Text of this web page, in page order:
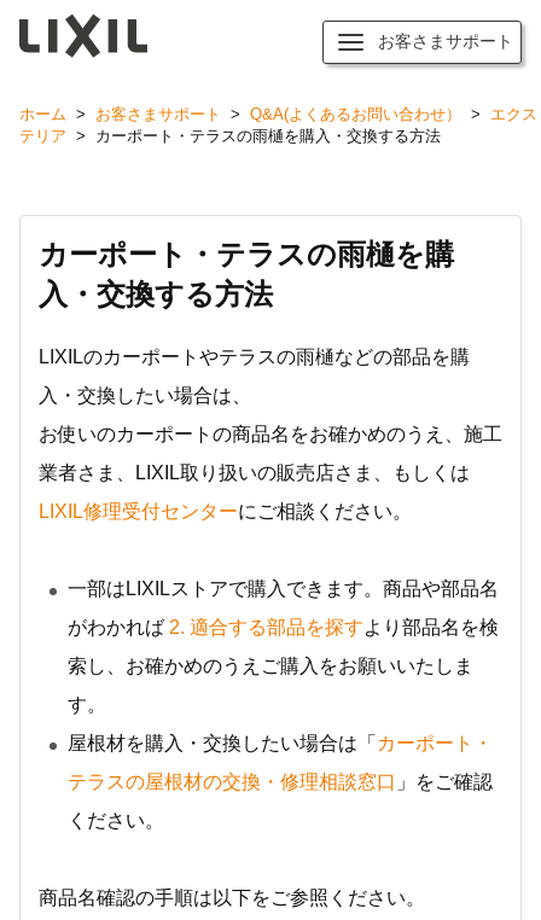
お客さまサポート
ホーム > お客さまサポート > Q&A(よくあるお問い合わせ） >
エクス
テリア > カーポート・テラスの雨樋を購入・交換する方法
カーポート・テラスの雨樋を購
入・交換する方法
LIXILのカーポートやテラスの雨樋などの部品を購
入・交換したい場合は、
お使いのカーポートの商品名をお確かめのうえ、施工
業者さま、LIXIL取り扱いの販売店さま、もしくは
LIXIL修理受付センターにご相談ください。
一部はLIXILストアで購入できます。商品や部品名
がわかれば 2. 適合する部品を探すより部品名を検
索し、お確かめのうえご購入をお願いいたしま
す。
屋根材を購入・交換したい場合は「 カーポート・
テラスの屋根材の交換・修理相談窓口 」をご確認
ください。
商品名確認の手順は以下をご参照ください。